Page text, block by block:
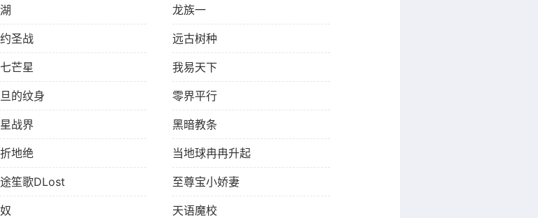
龙族一
圣战 远古树种
芒星 我易天下
的纹身 零界平行
战界 黑暗教条
地绝 当地球冉冉升起
笙歌DLost 至尊宝小娇妻
天语魔校